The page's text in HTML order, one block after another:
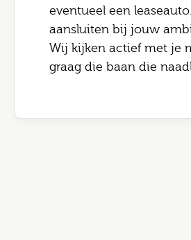
eventueel een
aansluiten bij jouw
Wij kijken actief met je
graag die baan die